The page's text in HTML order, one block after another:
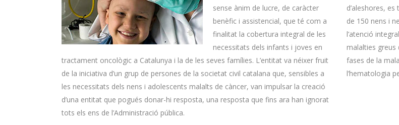
sense ànim de lucre, de caràcter
benèfic i assistencial, que té com a
finalitat la cobertura integral de les
necessitats dels infants i joves en
tractament oncològic a Catalunya i la de les seves famílies. L’entitat va néixer fruit
de la iniciativa d’un grup de persones de la societat civil catalana que, sensibles a
les necessitats dels nens i adolescents malalts de càncer, van impulsar la creació
d’una entitat que pogués donar-hi resposta, una resposta que fins ara han ignorat
tots els ens de l’Administració pública.
d’aleshores,
de 150 nens i
l’atenció
malalties greus
fases de la
l’hematologia